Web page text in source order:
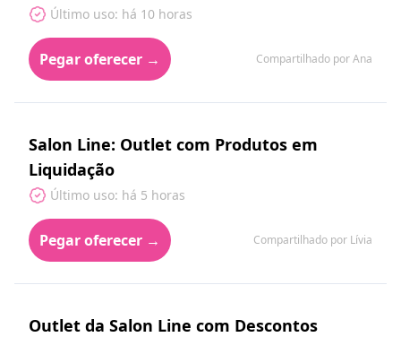
Último uso: há 10 horas
Pegar oferecer → Compartilhado por Ana
Salon Line: Outlet com Produtos em
Liquidação
Último uso: há 5 horas
Pegar oferecer → Compartilhado por Lívia
Outlet da Salon Line com Descontos